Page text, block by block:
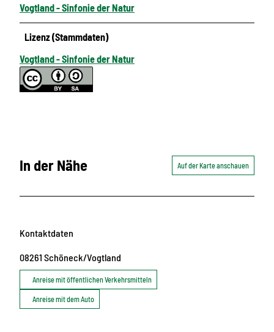
Vogtland - Sinfonie der Natur
Lizenz (Stammdaten)
Vogtland - Sinfonie der Natur
In der Nähe Auf der Karte anschauen
Kontaktdaten
08261 Schöneck/Vogtland
Anreise mit öffentlichen Verkehrsmitteln
Anreise mit dem Auto